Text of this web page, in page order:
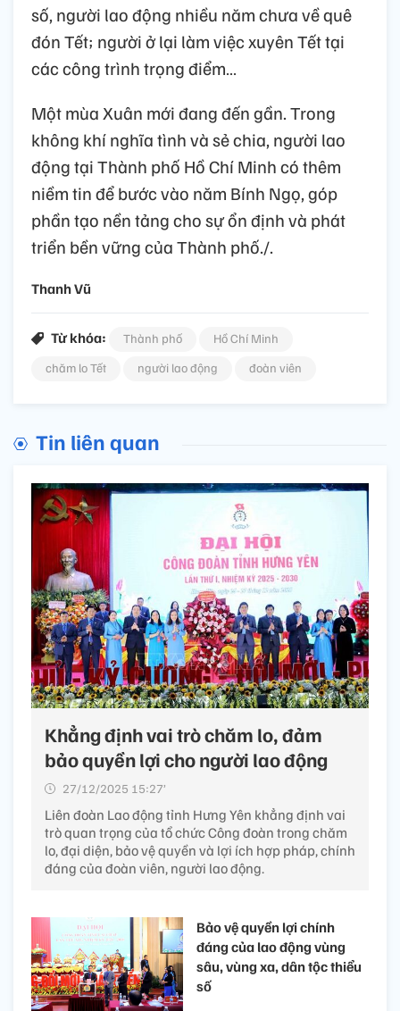
số, người lao động nhiều năm chưa về quê
đón Tết; người ở lại làm việc xuyên Tết tại
các công trình trọng điểm…
Một mùa Xuân mới đang đến gần. Trong
không khí nghĩa tình và sẻ chia, người lao
động tại Thành phố Hồ Chí Minh có thêm
niềm tin để bước vào năm Bính Ngọ, góp
phần tạo nền tảng cho sự ổn định và phát
triển bền vững của Thành phố./.
Thanh Vũ
Từ khóa: Thành phố
Hồ Chí Minh
chăm lo Tết
người lao động đoàn viên
Tin liên quan
Khẳng định vai trò chăm lo, đảm
bảo quyền lợi cho người lao động
27/12/2025 15:27’
Liên đoàn Lao động tỉnh Hưng Yên khẳng định vai
trò quan trọng của tổ chức Công đoàn trong chăm
lo, đại diện, bảo vệ quyền và lợi ích hợp pháp, chính
đáng của đoàn viên, người lao động.
Bảo vệ quyền lợi chính
đáng của lao động vùng
sâu, vùng xa, dân tộc thiểu
số